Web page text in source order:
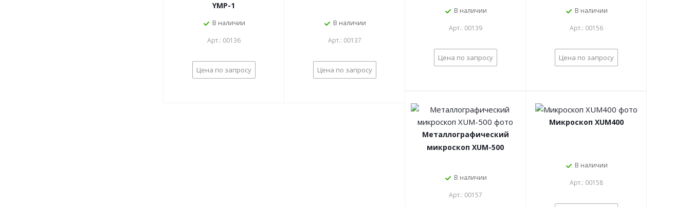
YMP-1
В наличии
Арт.: 00136
Цена по запросу
В наличии
Арт.: 00137
Цена по запросу
В наличии
Арт.: 00139
Цена по запросу
В наличии
Арт.: 00156
Цена по запросу
Металлографический
микроскоп XUM-500
В наличии
Арт.: 00157
Микроскоп XUM400
В наличии
Арт.: 00158